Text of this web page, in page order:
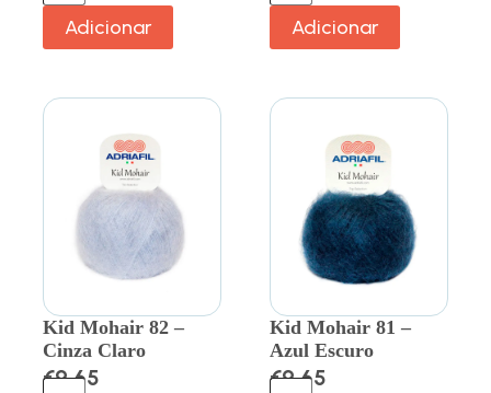
Adicionar Adicionar
Kid Mohair 82 –
Cinza Claro
€9.65
Kid Mohair 81 –
Azul Escuro
€9.65